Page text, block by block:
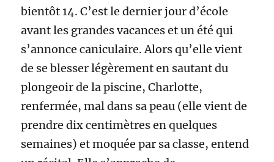
bientôt 14. C’est le dernier jour d’école
avant les grandes vacances et un été qui
s’annonce caniculaire. Alors qu’elle vient
de se blesser légèrement en sautant du
plongeoir de la piscine, Charlotte,
renfermée, mal dans sa peau (elle vient de
prendre dix centimètres en quelques
semaines) et moquée par sa classe, entend